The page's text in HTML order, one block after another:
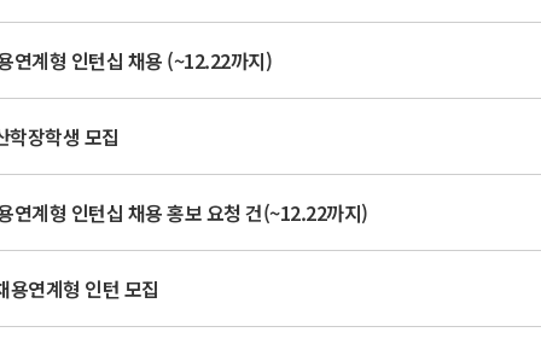
연계형 인턴십 채용 (~12.22까지)
학장학생 모집
연계형 인턴십 채용 홍보 요청 건(~12.22까지)
연계형 인턴 모집